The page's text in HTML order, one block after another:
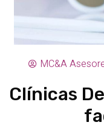
MC&A
Clínicas